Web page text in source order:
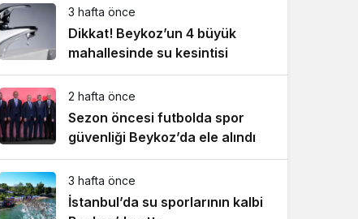
3 hafta önce
Dikkat! Beykoz’un 4 büyük
mahallesinde su kesintisi
2 hafta önce
Sezon öncesi futbolda spor
güvenliği Beykoz’da ele alındı
3 hafta önce
İstanbul’da su sporlarının kalbi